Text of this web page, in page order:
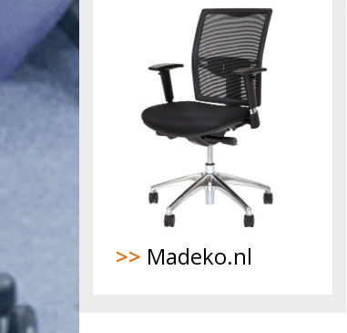
>> Madeko.nl